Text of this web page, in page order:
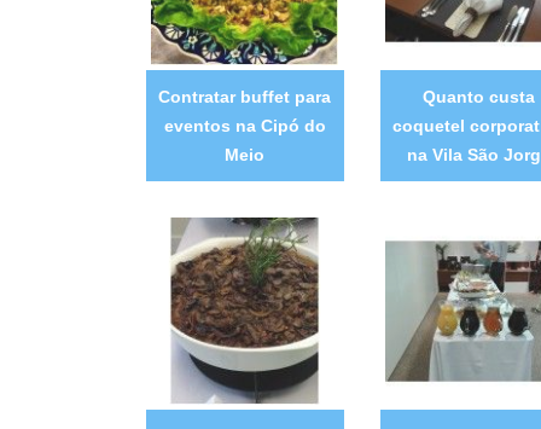
Contratar buffet para
eventos na Cipó do
Meio
Quanto custa
coquetel
na Vila São